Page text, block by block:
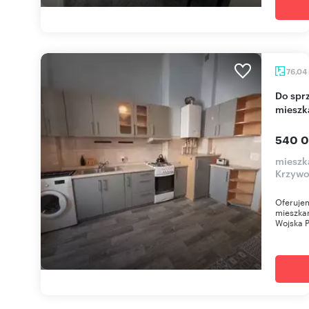
76,04
Do sprzedania przestronne 2-pokojowe
540
Wojska